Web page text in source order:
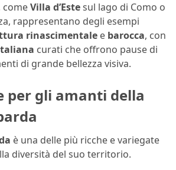
comeVilla d’Estesul lago di Como o
rappresentano degli esempi
rinascimentale e barocca, con
curati che offrono pause di
di grande bellezza visiva.
per gli amanti della
è una delle più ricche e variegate
diversità del suo territorio.